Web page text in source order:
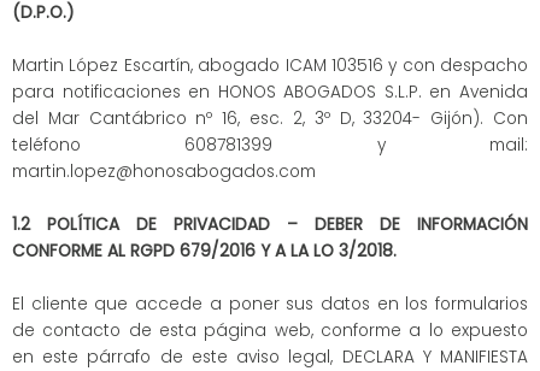
(D.P.O.)
Martin López Escartín, abogado ICAM 103516 y con despacho
para notificaciones en HONOS ABOGADOS S.L.P. en Avenida
del Mar Cantábrico nº 16, esc. 2, 3º D, 33204- Gijón). Con
teléfono 608781399 y mail:
martin.lopez@honosabogados.com
1.2 POLÍTICA DE PRIVACIDAD – DEBER DE INFORMACIÓN
CONFORME AL RGPD 679/2016 Y A LA LO 3/2018.
El cliente que accede a poner sus datos en los formularios
de contacto de esta página web, conforme a lo expuesto
en este párrafo de este aviso legal, DECLARA Y MANIFIESTA